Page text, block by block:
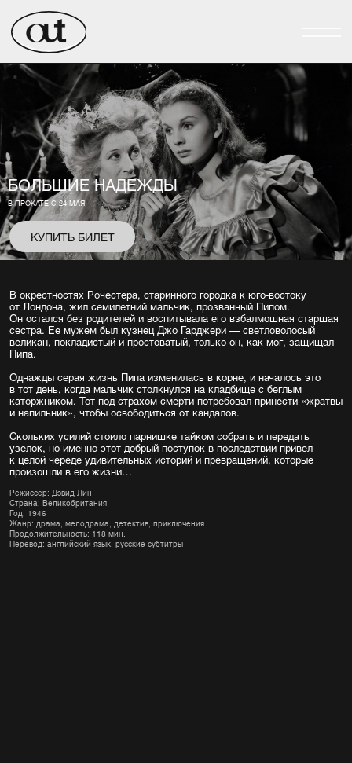
БОЛЬШИЕ НАДЕЖДЫ
В ПРОКАТЕ С 24 МАЯ
КУПИТЬ БИЛЕТ
В окрестностях Рочестера, старинного городка к юго-востоку
от Лондона, жил семилетний мальчик, прозванный Пипом.
Он остался без родителей и воспитывала его взбалмошная старшая
сестра. Ее мужем был кузнец Джо Гарджери — светловолосый
великан, покладистый и простоватый, только он, как мог, защищал
Пипа.
Однажды серая жизнь Пипа изменилась в корне, и началось это
в тот день, когда мальчик столкнулся на кладбище с беглым
каторжником. Тот под страхом смерти потребовал принести «жратвы
и напильник», чтобы освободиться от кандалов.
Скольких усилий стоило парнишке тайком собрать и передать
узелок, но именно этот добрый поступок в последствии привел
к целой череде удивительных историй и превращений, которые
произошли в его жизни…
Режиссер: Дэвид Лин
Страна: Великобритания
Год: 1946
Жанр: драма, мелодрама, детектив, приключения
Продолжительность: 118 мин.
Перевод: английский язык, русские субтитры